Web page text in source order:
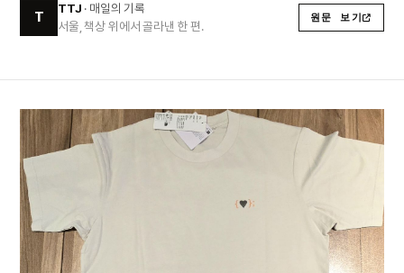
T
TTJ · 매일의 기록
서울, 책상 위에서 골라낸 한 편.
원문 보기